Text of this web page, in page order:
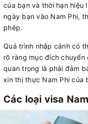
của bạn và thời hạn
ngày bạn vào Nam Phi,
phép.
Quá trình nhập cảnh có
rõ ràng mục đích
quan trọng là phải đảm
xin thị thực Nam Phi của
Các loại visa